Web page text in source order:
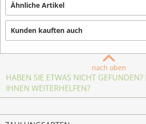
Ähnliche Artikel
Kunden kauften auch
nach oben
HABEN SIE ETWAS NICHT
IHNEN WEITERHELFEN?